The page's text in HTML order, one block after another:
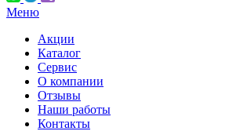
Меню
Акции
Каталог
Сервис
О компании
Отзывы
Наши работы
Контакты